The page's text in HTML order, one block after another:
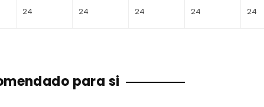
24 24 24 24 24
para si